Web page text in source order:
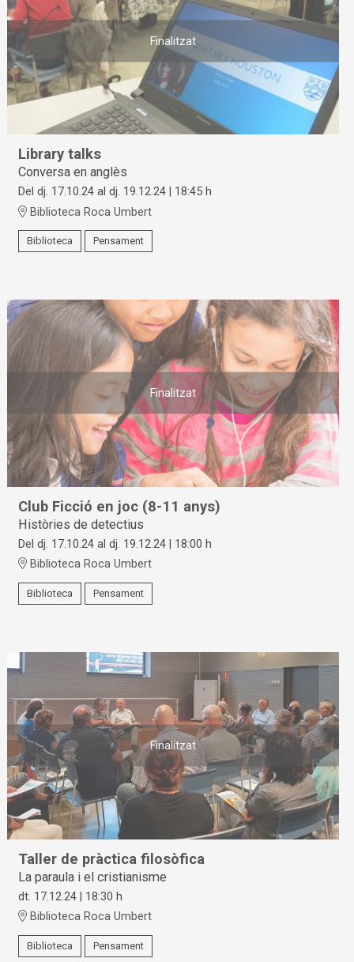
Finalitzat
Library talks
Conversa en anglès
Del dj. 17.10.24 al dj. 19.12.24
18:45 h
Biblioteca Roca Umbert
Biblioteca Pensament
Finalitzat
Club Ficció en joc (8-11 anys)
Històries de detectius
Del dj. 17.10.24 al dj. 19.12.24 | 18:00 h
Biblioteca Roca Umbert
Biblioteca Pensament
Finalitzat
Taller de pràctica filosòfica
La paraula i el cristianisme
dt. 17.12.24 | 18:30 h
Biblioteca Roca Umbert
Biblioteca Pensament